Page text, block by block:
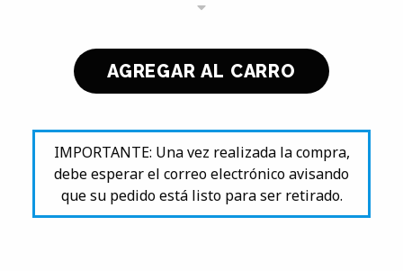
IMPORTANTE: Una vez realizada la compra,
debe esperar el correo electrónico avisando
que su pedido está listo para ser retirado.